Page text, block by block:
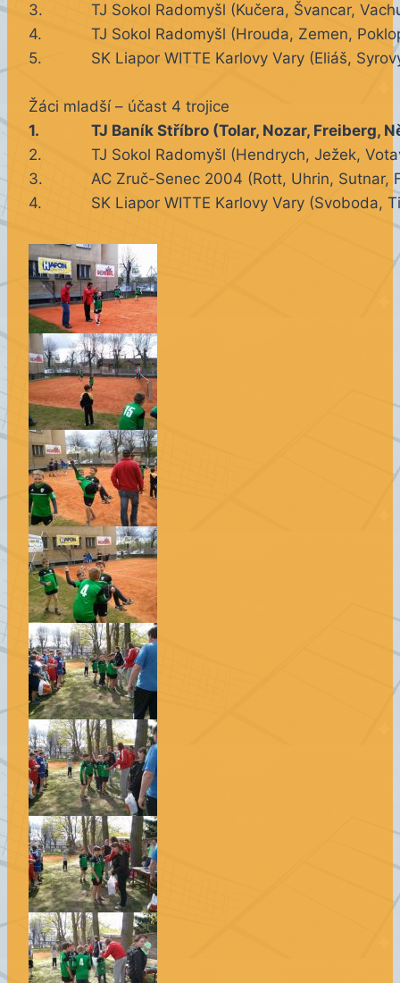
3.
TJ Sokol Radomyšl (Kučera, Švancar,
4.
TJ Sokol Radomyšl (Hrouda, Zemen,
5.
SK Liapor WITTE Karlovy Vary (Eliáš,
Žáci mladší – účast 4 trojice
1.
TJ Baník Stříbro (Tolar, Nozar, Freiberg,
2.
TJ Sokol Radomyšl (Hendrych, Ježek,
3.
AC Zruč-Senec 2004 (Rott, Uhrin, Sutnar,
4.
SK Liapor WITTE Karlovy Vary (Svoboda,